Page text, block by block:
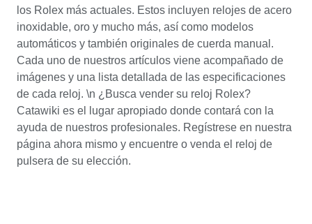
los Rolex más actuales. Estos incluyen relojes de acero
inoxidable, oro y mucho más, así como modelos
automáticos y también originales de cuerda manual.
Cada uno de nuestros artículos viene acompañado de
imágenes y una lista detallada de las especificaciones
de cada reloj. \n ¿Busca vender su reloj Rolex?
Catawiki es el lugar apropiado donde contará con la
ayuda de nuestros profesionales. Regístrese en nuestra
página ahora mismo y encuentre o venda el reloj de
pulsera de su elección.